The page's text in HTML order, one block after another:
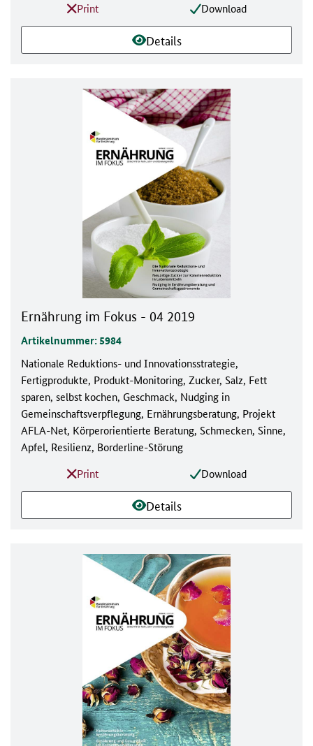
Print
Download
Details
Ernährung im Fokus - 04 2019
Artikelnummer: 5984
Nationale Reduktions- und Innovationsstrategie,
Fertigprodukte, Produkt-Monitoring, Zucker, Salz, Fett
sparen, selbst kochen, Geschmack, Nudging in
Gemeinschaftsverpflegung, Ernährungsberatung, Projekt
AFLA-Net, Körperorientierte Beratung, Schmecken, Sinne,
Apfel, Resilienz, Borderline-Störung
Print
Download
Details